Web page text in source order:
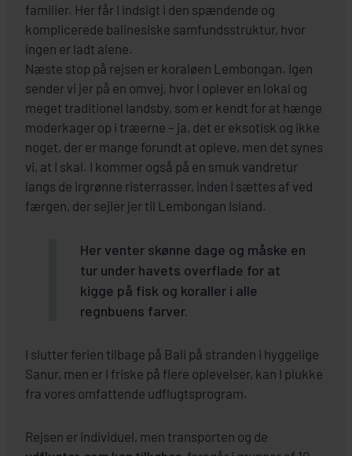
familier. Her får I indsigt i den spændende og
komplicerede balinesiske samfundsstruktur, hvor
ingen er ladt alene.
Næste stop på rejsen er koraløen Lembongan. Igen
sender vi jer på en omvej, hvor I oplever en lokal og
meget traditionel landsby, som er kendt for at hænge
moderkager op i træerne – ja, det er eksotisk og ikke
noget, der er mange forundt at opleve, men det synes
vi, at I skal. I kommer også på en smuk vandretur
langs de irgrønne risterrasser, inden I sættes af ved
færgen, der sejler jer til Lembongan Island.
Her venter skønne dage og måske en
tur under havets overflade for at
kigge på fisk og koraller i alle
regnbuens farver.
I slutter ferien tilbage på Bali på stranden i hyggelige
Sanur, men er I friske på flere oplevelser, kan I plukke
fra vores omfattende udflugtsprogram.
Rejsen er individuel, men transporten og de